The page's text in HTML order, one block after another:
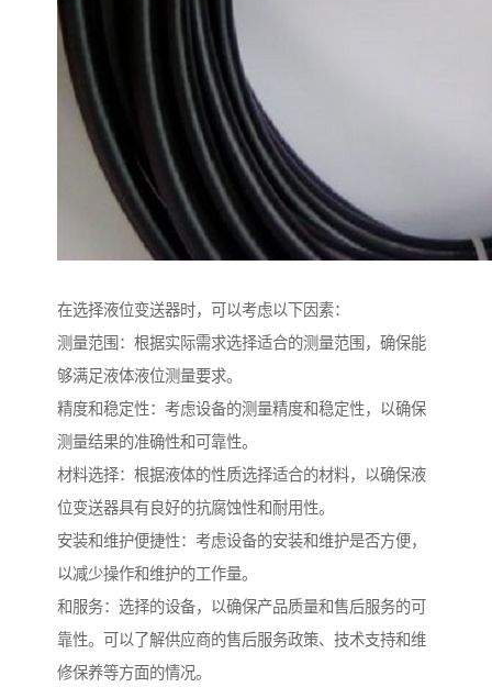
在选择液位变送器时，可以考虑以下因素：
测量范围：根据实际需求选择适合的测量范围，确保能
够满足液体液位测量要求。
精度和稳定性：考虑设备的测量精度和稳定性，以确保
测量结果的准确性和可靠性。
材料选择：根据液体的性质选择适合的材料，以确保液
位变送器具有良好的抗腐蚀性和耐用性。
安装和维护便捷性：考虑设备的安装和维护是否方便，
以减少操作和维护的工作量。
和服务：选择的设备，以确保产品质量和售后服务的可
靠性。可以了解供应商的售后服务政策、技术支持和维
修保养等方面的情况。